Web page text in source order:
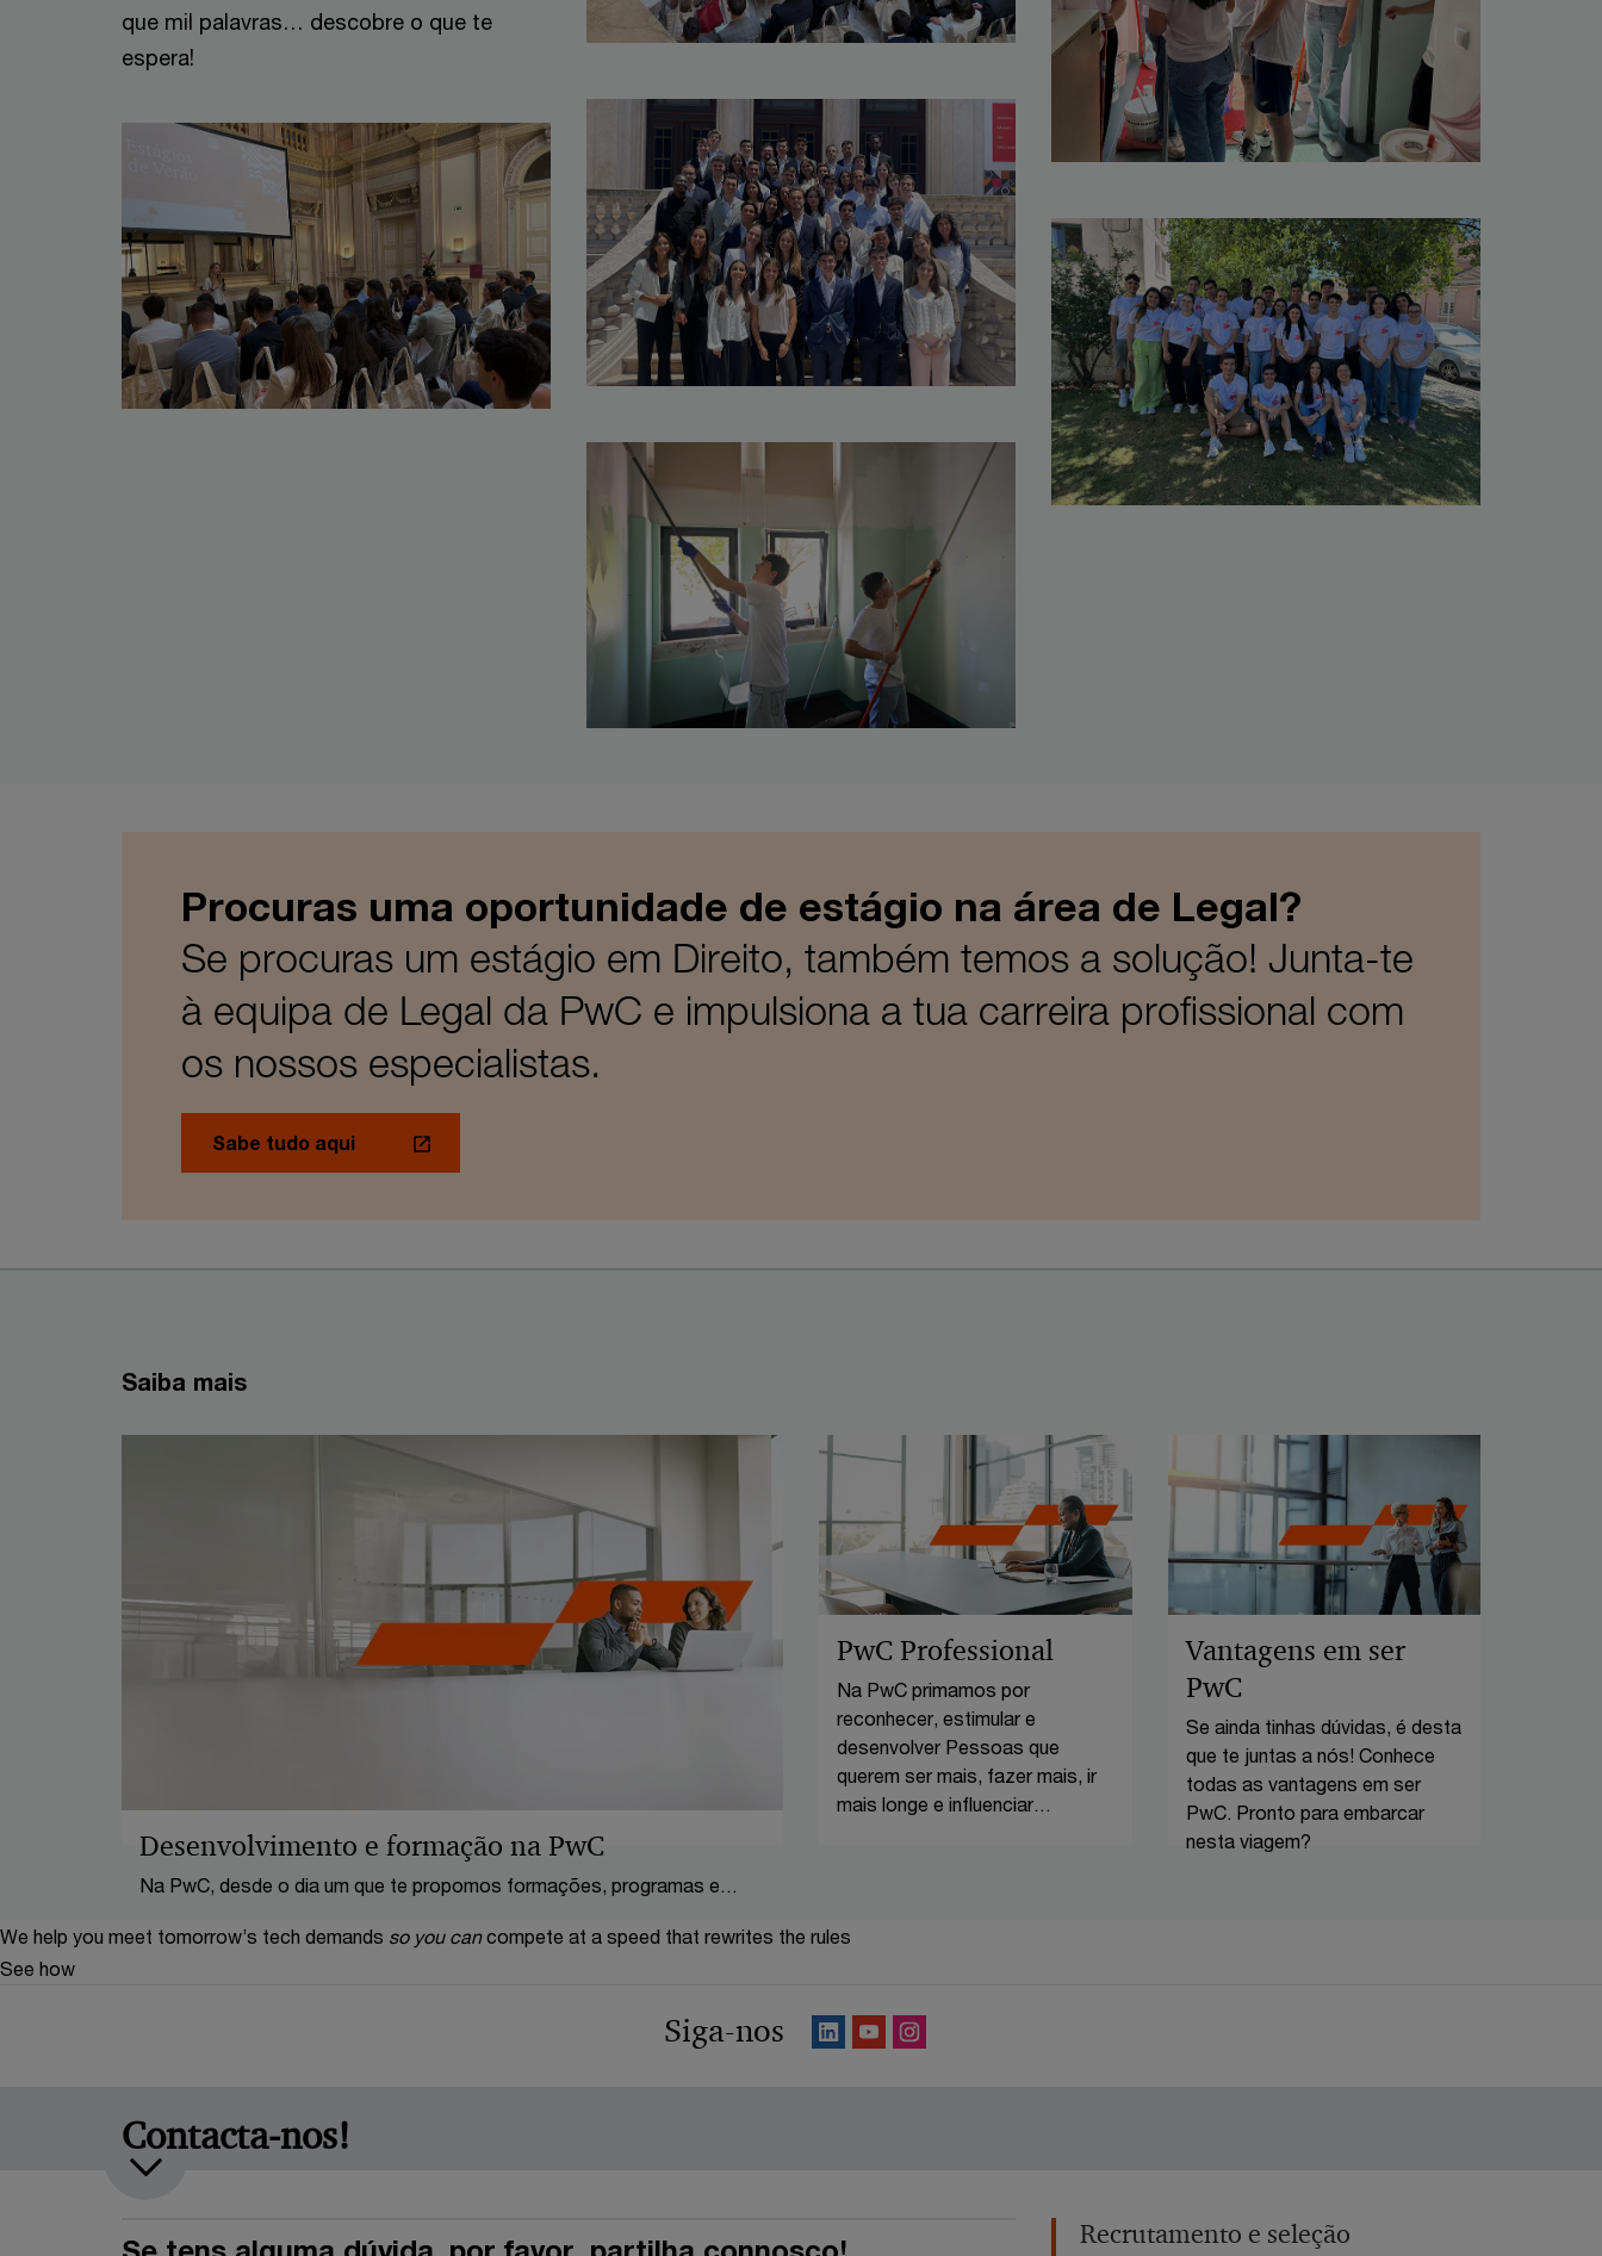
que mil palavras… descobre o que te
espera!
Procuras uma oportunidade de estágio na área de Legal?
Se procuras um estágio em Direito, também temos a solução! Junta-te
à equipa de Legal da PwC e impulsiona a tua carreira profissional com
os nossos especialistas.
Sabe tudo aqui
Saiba mais
Desenvolvimento e formação na PwC
Na PwC, desde o dia um que te propomos formações, programas e
PwC Professional
Na PwC primamos por
reconhecer, estimular e
desenvolver Pessoas que
querem ser mais, fazer mais, ir
mais longe e influenciar
Vantagens em ser
PwC
Se ainda tinhas dúvidas, é desta
que te juntas a nós! Conhece
todas as vantagens em ser
PwC. Pronto para embarcar
nesta viagem?
We help you meet tomorrow’s tech demands so you can compete at a speed that rewrites the rules
See how
Siga-nos
Contacta-nos!
Recrutamento e seleção